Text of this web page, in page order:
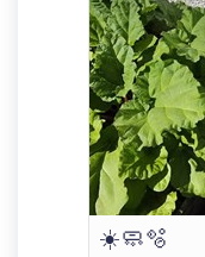
☀️🧼🫧